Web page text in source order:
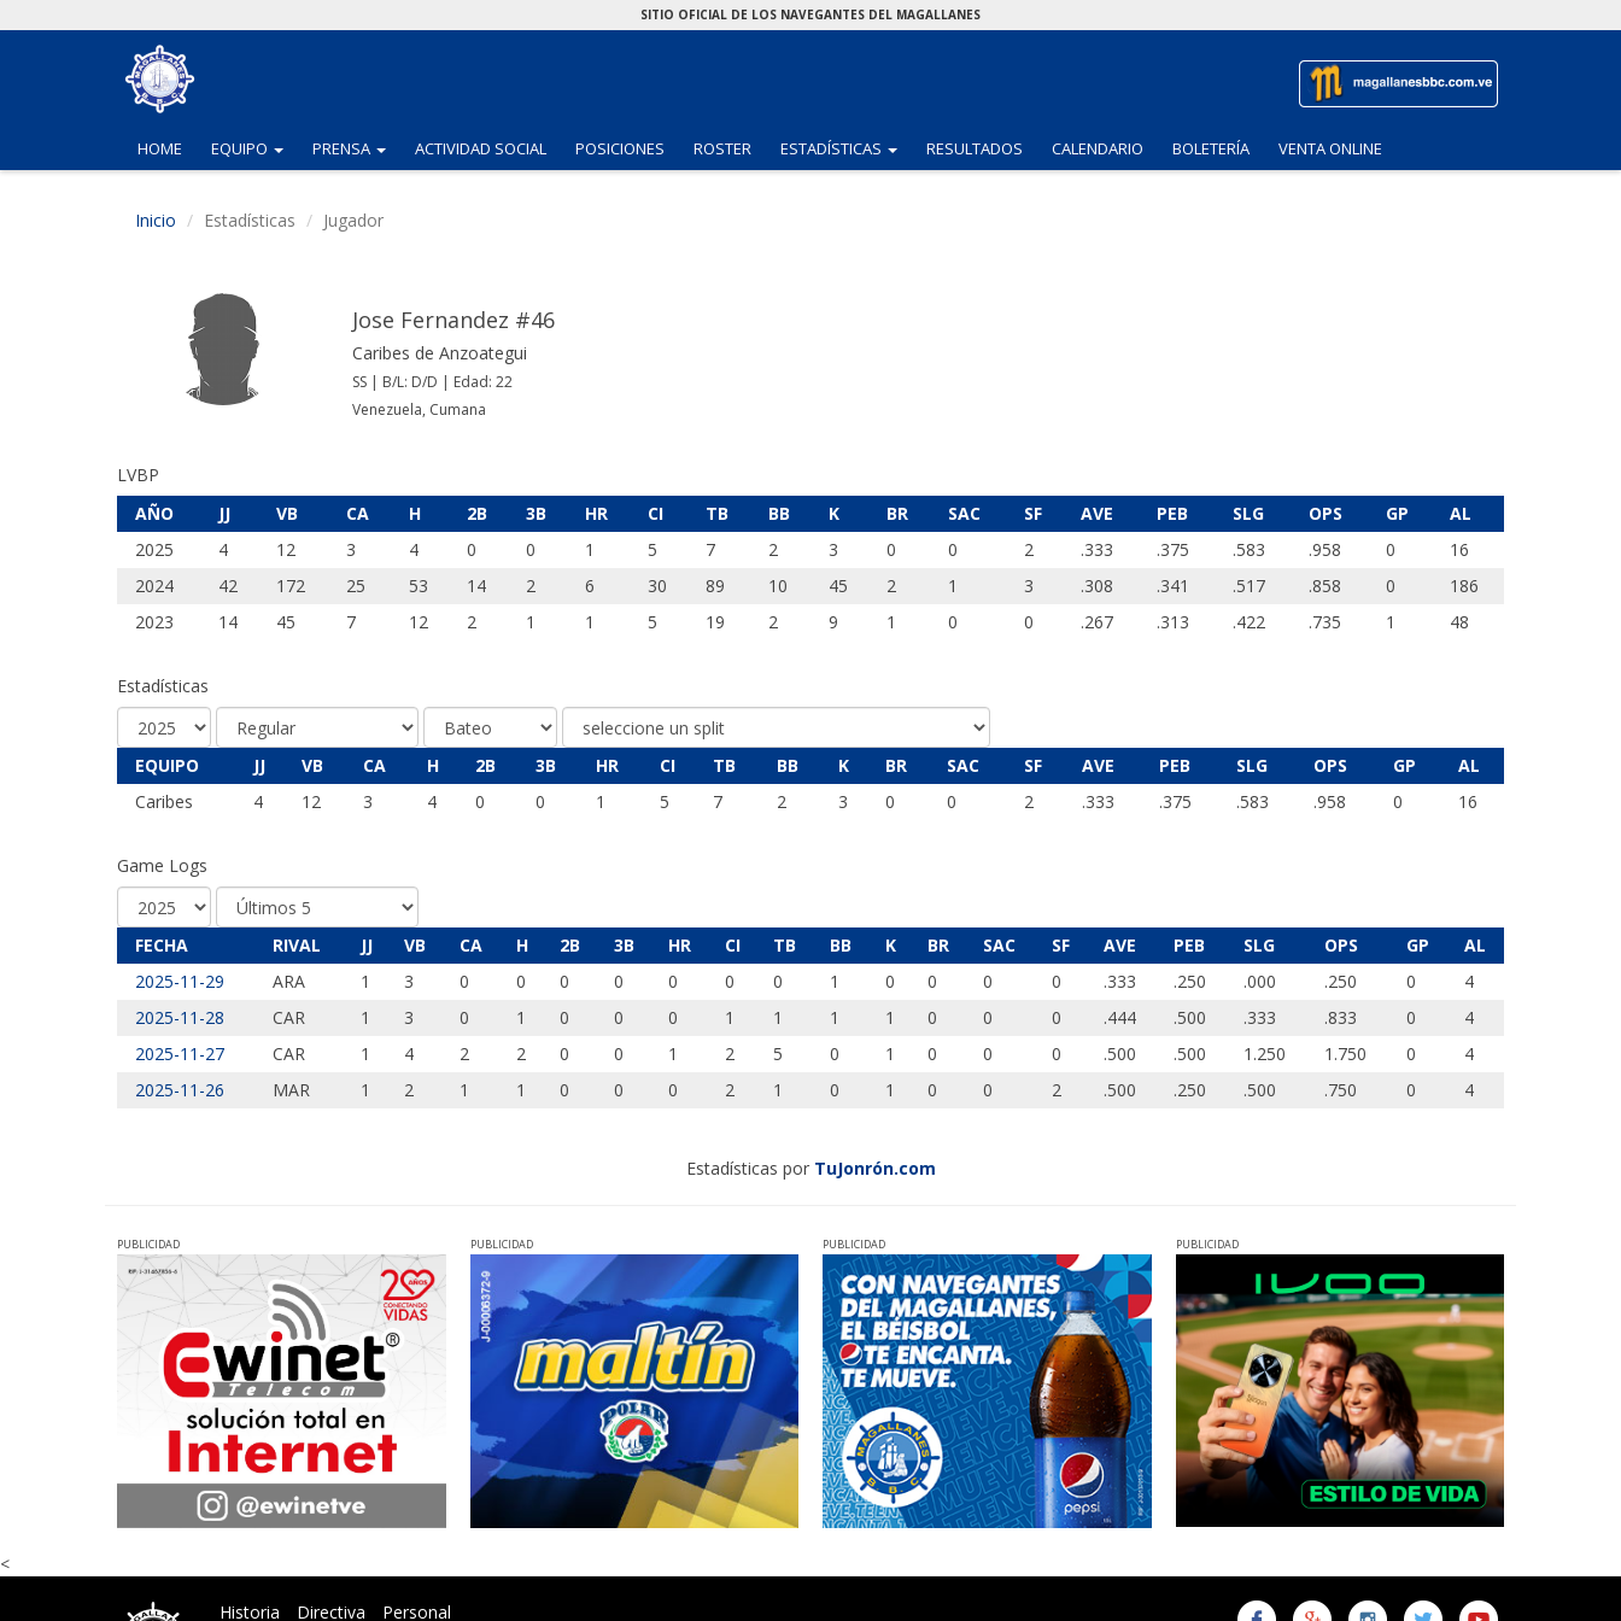
SITIO OFICIAL DE LOS NAVEGANTES DEL MAGALLANES
HOME EQUIPO (CURRENT)
PRENSA (CURRENT)
ACTIVIDAD SOCIAL POSICIONES ROSTER ESTADÍSTICAS (CURRENT)
RESULTADOS CALENDARIO BOLETERÍA VENTA ONLINE
Inicio Estadísticas Jugador
Jose Fernandez #46
Caribes de Anzoategui
SS | B/L: D/D | Edad: 22
Venezuela, Cumana
LVBP
AÑO
JJ VB CA H 2B 3B HR CI TB BB K BR SAC SF AVE PEB SLG OPS GP
AL
2025
4 12 3 4 0 0 1 5 7 2 3 0 0 2 .333 .375 .583 .958 0
16
2024
42 172 25 53 14 2 6 30 89 10 45 2 1 3 .308 .341 .517 .858 0
186
2023
14 45 7 12 2 1 1 5 19 2 9 1 0 0 .267 .313 .422 .735 1 48
Estadísticas
EQUIPO JJ VB CA H 2B 3B HR CI TB BB K BR SAC SF AVE PEB SLG OPS GP
AL
Caribes
4 12 3 4 0 0 1 5 7 2 3 0 0 2 .333 .375 .583 .958 0 16
Game Logs
FECHA RIVAL JJ VB CA H 2B 3B HR CI TB BB K BR SAC SF AVE PEB SLG OPS GP
AL
2025-11-29
ARA 1 3 0 0 0 0 0 0 0 1 0 0 0 0 .333 .250 .000 .250 0
4
2025-11-28
CAR 1 3 0 1 0 0 0 1 1 1 1 0 0 0 .444 .500 .333 .833 0
4
2025-11-27
CAR 1 4 2 2 0 0 1 2 5 0 1 0 0 0 .500 .500 1.250 1.750 0
4
2025-11-26
MAR 1 2 1 1 0 0 0 2 1 0 1 0 0 2 .500 .250 .500 .750 0 4
Estadísticas por TuJonrón.com
PUBLICIDAD PUBLICIDAD PUBLICIDAD PUBLICIDAD
<
Historia Directiva Personal